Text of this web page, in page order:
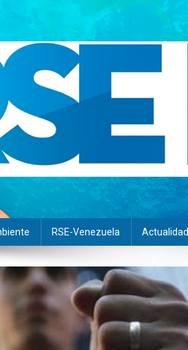
RSE-Venezuela Actualidad